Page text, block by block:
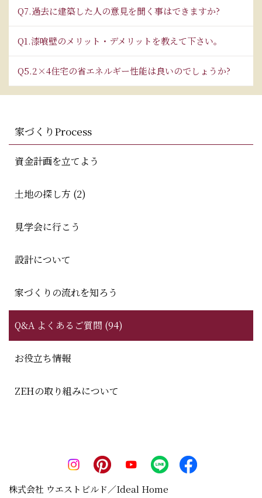
Q7.過去に建築した人の意見を聞く事はできますか?
Q1.漆喰壁のメリット・デメリットを教えて下さい。
Q5.2×4住宅の省エネルギー性能は良いのでしょうか?
家づくりProcess
資金計画を立てよう
土地の探し方 (2)
見学会に行こう
設計について
家づくりの流れを知ろう
Q&A よくあるご質問 (94)
お役立ち情報
ZEHの取り組みについて
株式会社 ウエストビルド／Ideal Home